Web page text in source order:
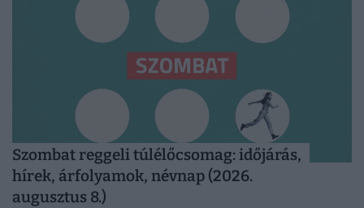
Szombat reggeli túlélőcsomag: időjárás,
hírek, árfolyamok, névnap (2026.
augusztus 8.)